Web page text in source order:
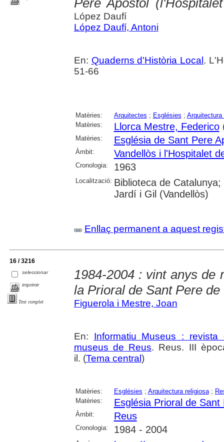
López Daufí
López Daufí, Antoni
En: Quaderns d'Història Local.
51-66
Matèries: Arquitectes ; Esglésies ; Arquitectura
Matèries:
Llorca Mestre, Federico
Matèries: Església de Sant Pere
Àmbit: Vandellòs i l'Hospitalet
Cronologia: 1963
Localització: Biblioteca de
Jardí i Gil (Vandellòs)
Enllaç permanent a aquest
16 / 3216
seleccionar
imprimir
Text complet
1984-2004 : vint anys de
la Prioral de Sant Pere de
Figuerola i Mestre, Joan
En: Informatiu Museus :
museus de Reus. Reus. III
il. (Tema central)
Matèries: Esglésies ; Arquitectura religiosa;
Matèries:
Església Prioral de Sant
Àmbit: Reus
Cronologia: 1984 - 2004